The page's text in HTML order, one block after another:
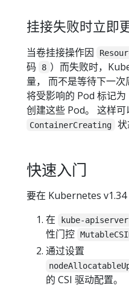
挂接失败时立即
当卷挂接操作因
码
8 ）而失败时，
量， 而不是等待下一
将受影响的 Pod 标记
创建这些 Pod。 这样
ContainerCreating 状
快速入门
要在 Kubernetes v1.34
在
kube-apiserver
性门控
通过设置
的 CSI 驱动配置。